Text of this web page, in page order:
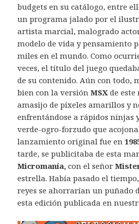
budgets en su catálogo, entre
un programa jalado por el
artista marcial, malogrado
modelo de vida y pensamiento
miles en el mundo. Como
veces, el título del juego
de su contenido. Aún con todo,
bien con la versiónMSX de
amasijo de píxeles amarillos y
enfrentándose a rápidos ninjas
verde-ogro-forzudo que
lanzamiento original fue en
tarde, se publicitaba de esta
Micromanía,con el señor
estrella. Había pasado el
reyes se ahorrarían un puñado
esta edición publicada en